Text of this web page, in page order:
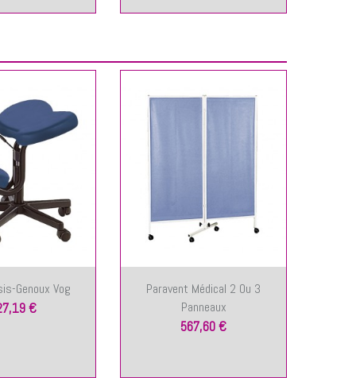
Genoux Vog
€
Paravent Médical 2 Ou 3
Panneaux
567,60 €